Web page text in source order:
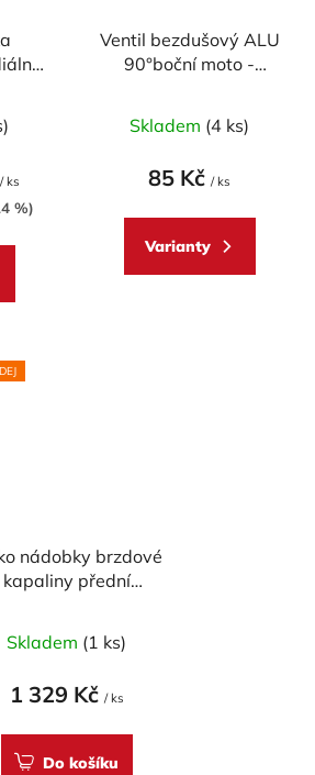
/ ks
%)
Ventil bezdušový ALU
90°boční moto -
Skladem (4 ks)
85 Kč / ks
Varianty
nádobky brzdové
kapaliny přední
CARBON
Skladem (1 ks)
1 329 Kč / ks
Do košíku